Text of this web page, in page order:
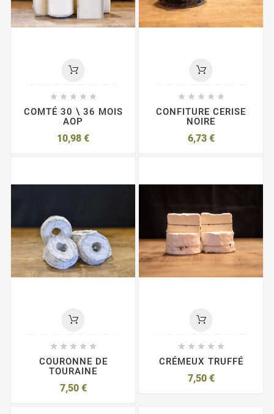
    
COMTÉ 30 \ 36 MOIS
AOP
10,98 €
    
CONFITURE CERISE
NOIRE
6,73 €
    
COURONNE DE
TOURAINE
7,50 €
    
CRÉMEUX TRUFFÉ
7,50 €